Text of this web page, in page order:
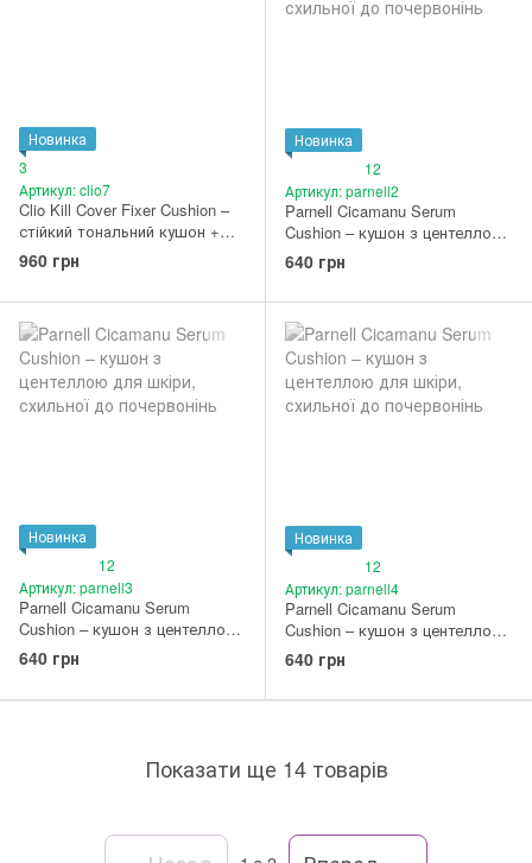
Новинка
3
Артикул: clio7
Clio Kill Cover Fixer Cushion –
стійкий тональний кушон +
запаска (04 Ginger)
960 грн
Новинка
12
Артикул: parnell2
Parnell Cicamanu Serum
Cushion – кушон з центеллою
для шкіри, схильної до
почервонінь #21N Rosy
640 грн
Новинка
12
Артикул: parnell3
Parnell Cicamanu Serum
Cushion – кушон з центеллою
для шкіри, схильної до
почервонінь #23N Nude Sand
640 грн
Новинка
12
Артикул: parnell4
Parnell Cicamanu Serum
Cushion – кушон з центеллою
для шкіри, схильної до
почервонінь 24 Natural Nude
640 грн
Показати ще 14 товарів